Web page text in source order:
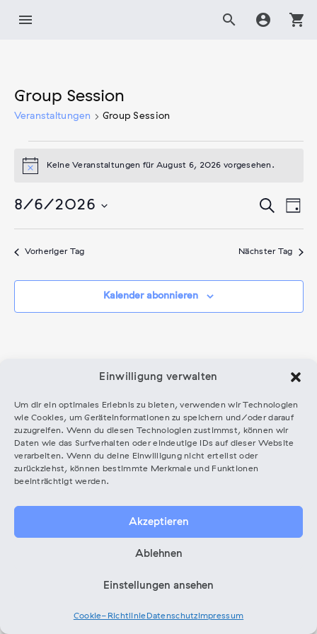
Einwilligung verwalten
Um dir ein optimales Erlebnis zu bieten, verwenden wir Technologien
wie Cookies, um Geräteinformationen zu speichern und/oder darauf
zuzugreifen. Wenn du diesen Technologien zustimmst, können wir
Daten wie das Surfverhalten oder eindeutige IDs auf dieser Website
verarbeiten. Wenn du deine Einwilligung nicht erteilst oder
zurückziehst, können bestimmte Merkmale und Funktionen
beeinträchtigt werden.
Akzeptieren
Ablehnen
Einstellungen ansehen
Cookie-Richtlinie Datenschutz Impressum
Inhaltmenu search account_circle shopping_cart
Group Session
Veranstaltungen Group Session
für
6,
2026
Hinweis
Keine Veranstaltungen für August 6, 2026 vorgesehen.
Suche
Tag
8/6/2026
Vorheriger Tag Nächster Tag
Kalender abonnieren